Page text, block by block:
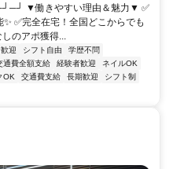
▼働きやすい理由＆魅力▼ ✅
✅完全在宅！全国どこからでも
のアポ獲得...
迎 シフト自由
学歴不問
通費全額支給 経験者歓迎
ネイルOK
OK 交通費支給 長期歓迎
シフト制